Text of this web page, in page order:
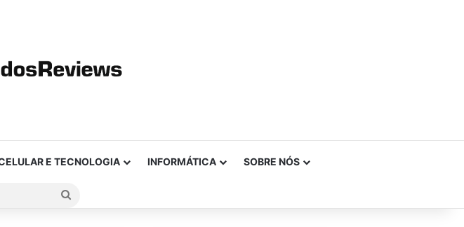
E TECNOLOGIA INFORMÁTICA SOBRE NÓS